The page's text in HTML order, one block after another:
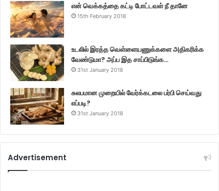
என் வெக்கத்தை கட்டி போட்டவள் நீ தானே
15th February 2018
உடலில் இரத்த வெள்ளையணுக்களை அதிகரிக்க
வேண்டுமா? அப்ப இத சாப்பிடுங்க…
31st January 2018
சுலபமான முறையில் வேர்க்கடலை பர்பி செய்வது
எப்படி?
31st January 2018
Advertisement